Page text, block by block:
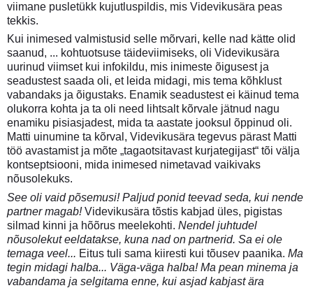
viimane pusletükk kujutluspildis, mis Videvikusära peas
tekkis.
Kui inimesed valmistusid selle mõrvari, kelle nad kätte olid
saanud, ... kohtuotsuse täideviimiseks, oli Videvikusära
uurinud viimset kui infokildu, mis inimeste õigusest ja
seadustest saada oli, et leida midagi, mis tema kõhklust
vabandaks ja õigustaks. Enamik seadustest ei käinud tema
olukorra kohta ja ta oli need lihtsalt kõrvale jätnud nagu
enamiku pisiasjadest, mida ta aastate jooksul õppinud oli.
Matti uinumine ta kõrval, Videvikusära tegevus pärast Matti
töö avastamist ja mõte „tagaotsitavast kurjategijast“ tõi välja
kontseptsiooni, mida inimesed nimetavad vaikivaks
nõusolekuks.
See oli vaid põsemusi! Paljud ponid teevad seda, kui nende
partner magab!Videvikusära tõstis kabjad üles, pigistas
silmad kinni ja hõõrus meelekohti. Nendel juhtudel
nõusolekut eeldatakse, kuna nad on partnerid. Sa ei ole
temaga veel... Eitus tuli sama kiiresti kui tõusev paanika. Ma
tegin midagi halba... Väga-väga halba! Ma pean minema ja
vabandama ja selgitama enne, kui asjad kabjast ära